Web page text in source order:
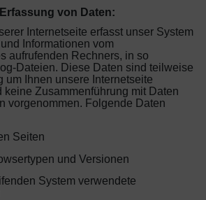
von Daten:
Internetseite erfasst unser System
Informationen vom
aufrufenden Rechners, in so
Dateien. Diese Daten sind teilweise
um Ihnen unsere Internetseite
keine Zusammenführung mit Daten
vorgenommen. Folgende Daten
Seiten
und Versionen
System verwendete